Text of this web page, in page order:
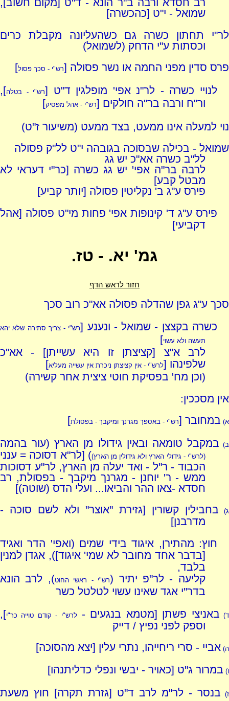
רב חסדא ורבה ב"ר הונא - ד"ט [מקום חשוב],
שמואל - י"ט [כהכשרה]
לר"י תחתון כשרה גם כשהעליונה מקבלת כרים
וכסתות ע"י הדחק (לשמואל)
פרס סדין מפני החמה או נשר פסולה [רש"י - סכך פסול]
לנויי כשרה - לר"נ אפי' מופלגין ד"ט [רש"י - בטלה],
ור"ח ורבה בר"ה חולקים [רש"י - אהל מפסיק]
נוי למעלה אינו ממעט, בצד ממעט (משיעור ז"ט)
שמואל - בכילה שבסוכה בגובהה י"ט לל"ק פסולה
לל"ב כשרה אא"כ יש גג
לרבה בר"ה אפי' יש גג כשרה [כר"י דעראי לא
מבטל קבע]
פירס ע"ג ב' נקליטין פסולה [יותר קביע]
פירס ע"ג ד' קינופות אפי' פחות מי"ט פסולה [אהל
דקביעי]
גמ' יא. - טז.
חזור לראש הדף
סכך ע"ג גפן שהדלה פסולה אא"כ רוב סכך
כשרה בקצצן - שמואל - ונענע [רש"י - צריך סתירה שלא יהא
תעשה ולא עשוי]
לרב א"צ [קציצתן זו היא עשייתן] - אא"כ
שלפינהו [לרש"י - אין קציצתן ניכרת אין עשייה מעליא]
(וכן מח' בפסיקת חוטי ציצית אחר קשירה)
אין מסככין:
א) במחובר [רש"י - באספך מגרנך ומיקבך - בפסולת]
ב) במקבל טומאה ובאין גידולו מן הארץ (עור בהמה
(לרש"י - גידולי הארץ ולא גידולין מן הארץ)) [לר"א דסוכה = ענני
הכבוד - ר"ל - ואד יעלה מן הארץ, לר"ע דסוכות
ממש - ר' יוחנן - מגרנך מיקבך - בפסולת, רב
חסדא -צאו ההר והביאו... ועלי הדס (שוטה)]
ג) בחבילין קשורין [גזירת "אוצר" ולא לשם סוכה -
מדרבנן]
חוץ: מהתירן, איגוד בידי שמים (ואפי' הדר ואגיד
[בדבר אחד מחובר לא שמי' איגוד]), אגדן למנין
בלבד,
קליעה - לר"פ יתיר (רש"י - ראשי החוט), לרב הונא
בדר"י אגד שאינו עשוי לטלטל כשר
ד) באניצי פשתן [מטמא בנגעים -לרש"י - קודם טוייה כר"י],
וספק לפני נפיץ / דייק
ה) אביי - סרי ריחייהו, נתרי עלין [יצא מהסוכה]
ו) במרור ג"ט [כאויר - יבשי ונפלי כדליתנהו]
ז) בנסר - לר"מ לרב ד"ט [גזרת תקרה] חוץ משעת